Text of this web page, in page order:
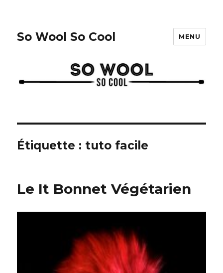
So Wool So Cool MENU
Étiquette : tuto facile
Le It Bonnet Végétarien